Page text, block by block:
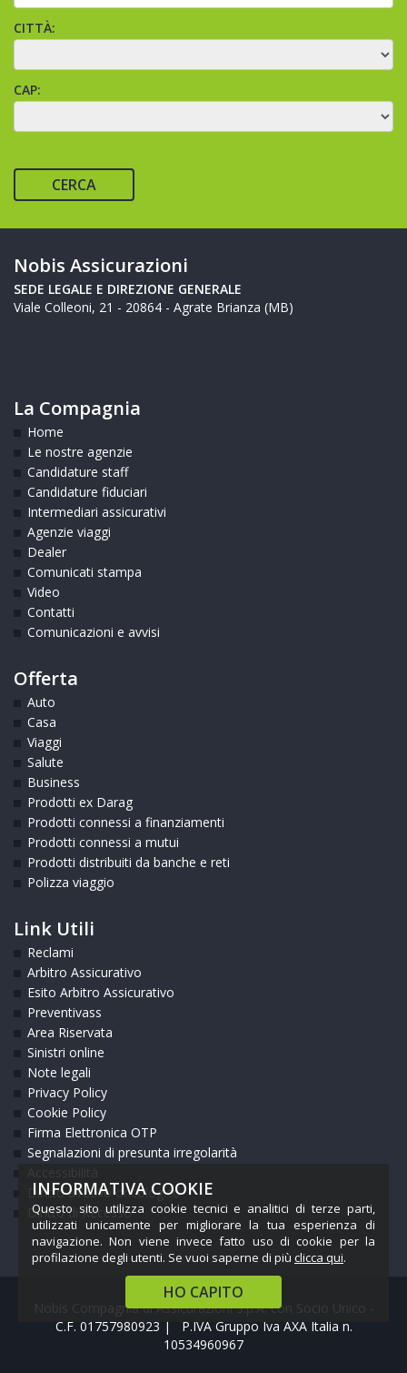
CITTÀ:
CAP:
CERCA
Nobis Assicurazioni
SEDE LEGALE E DIREZIONE GENERALE
Viale Colleoni, 21 - 20864 - Agrate Brianza (MB)
La Compagnia
Home
Le nostre agenzie
Candidature staff
Candidature fiduciari
Intermediari assicurativi
Agenzie viaggi
Dealer
Comunicati stampa
Video
Contatti
Comunicazioni e avvisi
Offerta
Auto
Casa
Viaggi
Salute
Business
Prodotti ex Darag
Prodotti connessi a finanziamenti
Prodotti connessi a mutui
Prodotti distribuiti da banche e reti
Polizza viaggio
Link Utili
Reclami
Arbitro Assicurativo
Esito Arbitro Assicurativo
Preventivass
Area Riservata
Sinistri online
Note legali
Privacy Policy
Cookie Policy
Firma Elettronica OTP
Segnalazioni di presunta irregolarità
Diritto all’oblio oncologico
Diritto di Recesso
Nobis Compagnia di Assicurazioni S.p.A. con Socio Unico -
C.F. 01757980923 | P.IVA Gruppo Iva AXA Italia n.
10534960967
INFORMATIVA COOKIE
Questo sito utilizza cookie tecnici e analitici di terze parti,
utilizzati unicamente per migliorare la tua esperienza di
navigazione. Non viene invece fatto uso di cookie per la
profilazione degli utenti. Se vuoi saperne di più clicca qui.
HO CAPITO